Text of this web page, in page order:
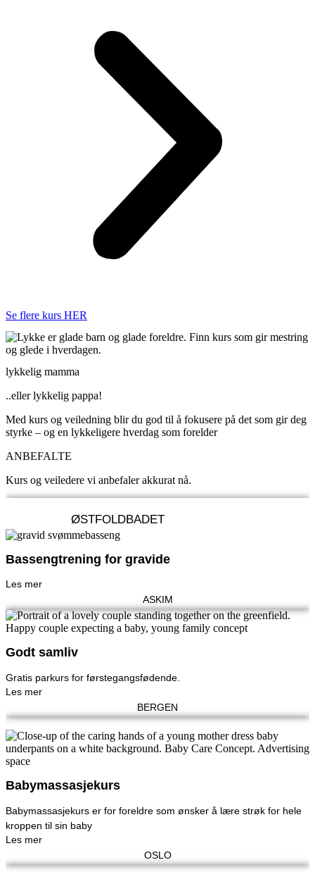
Se flere kurs HER
lykkelig mamma
..eller lykkelig pappa!
Med kurs og veiledning blir du god til å fokusere på det som gir deg
styrke – og en lykkeligere hverdag som forelder
ANBEFALTE
Kurs og veiledere vi anbefaler akkurat nå.
ØSTFOLDBADET
Bassengtrening for gravide
Les mer
ASKIM
Godt samliv
Gratis parkurs for førstegangsfødende.
Les mer
BERGEN
Babymassasjekurs
Babymassasjekurs er for foreldre som ønsker å lære strøk for hele
kroppen til sin baby
Les mer
OSLO